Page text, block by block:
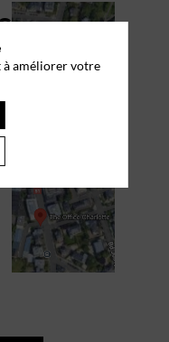
à améliorer votre